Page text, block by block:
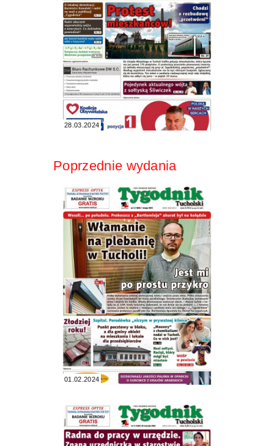
28.03.2024
Poprzednie wydania
01.02.2024